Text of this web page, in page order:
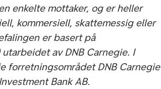
enkelte mottaker, og er heller
kommersiell, skattemessig eller
er basert på
av DNB Carnegie. I
forretningsområdet DNB Carnegie
Bank AB.